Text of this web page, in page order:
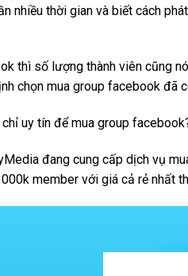
nhiều thời gian và biết cách
thì số lượng thành viên cũng
chọn mua group facebook đã
uy tín để mua group
đang cung cấp dịch vụ
member với giá cả rẻ nhất